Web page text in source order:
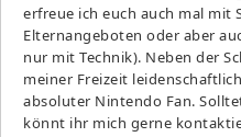
erfreue ich euch auch mal mit
Elternangeboten oder aber
nur mit Technik). Neben der
meiner Freizeit
absoluter Nintendo Fan.
könnt ihr mich gerne